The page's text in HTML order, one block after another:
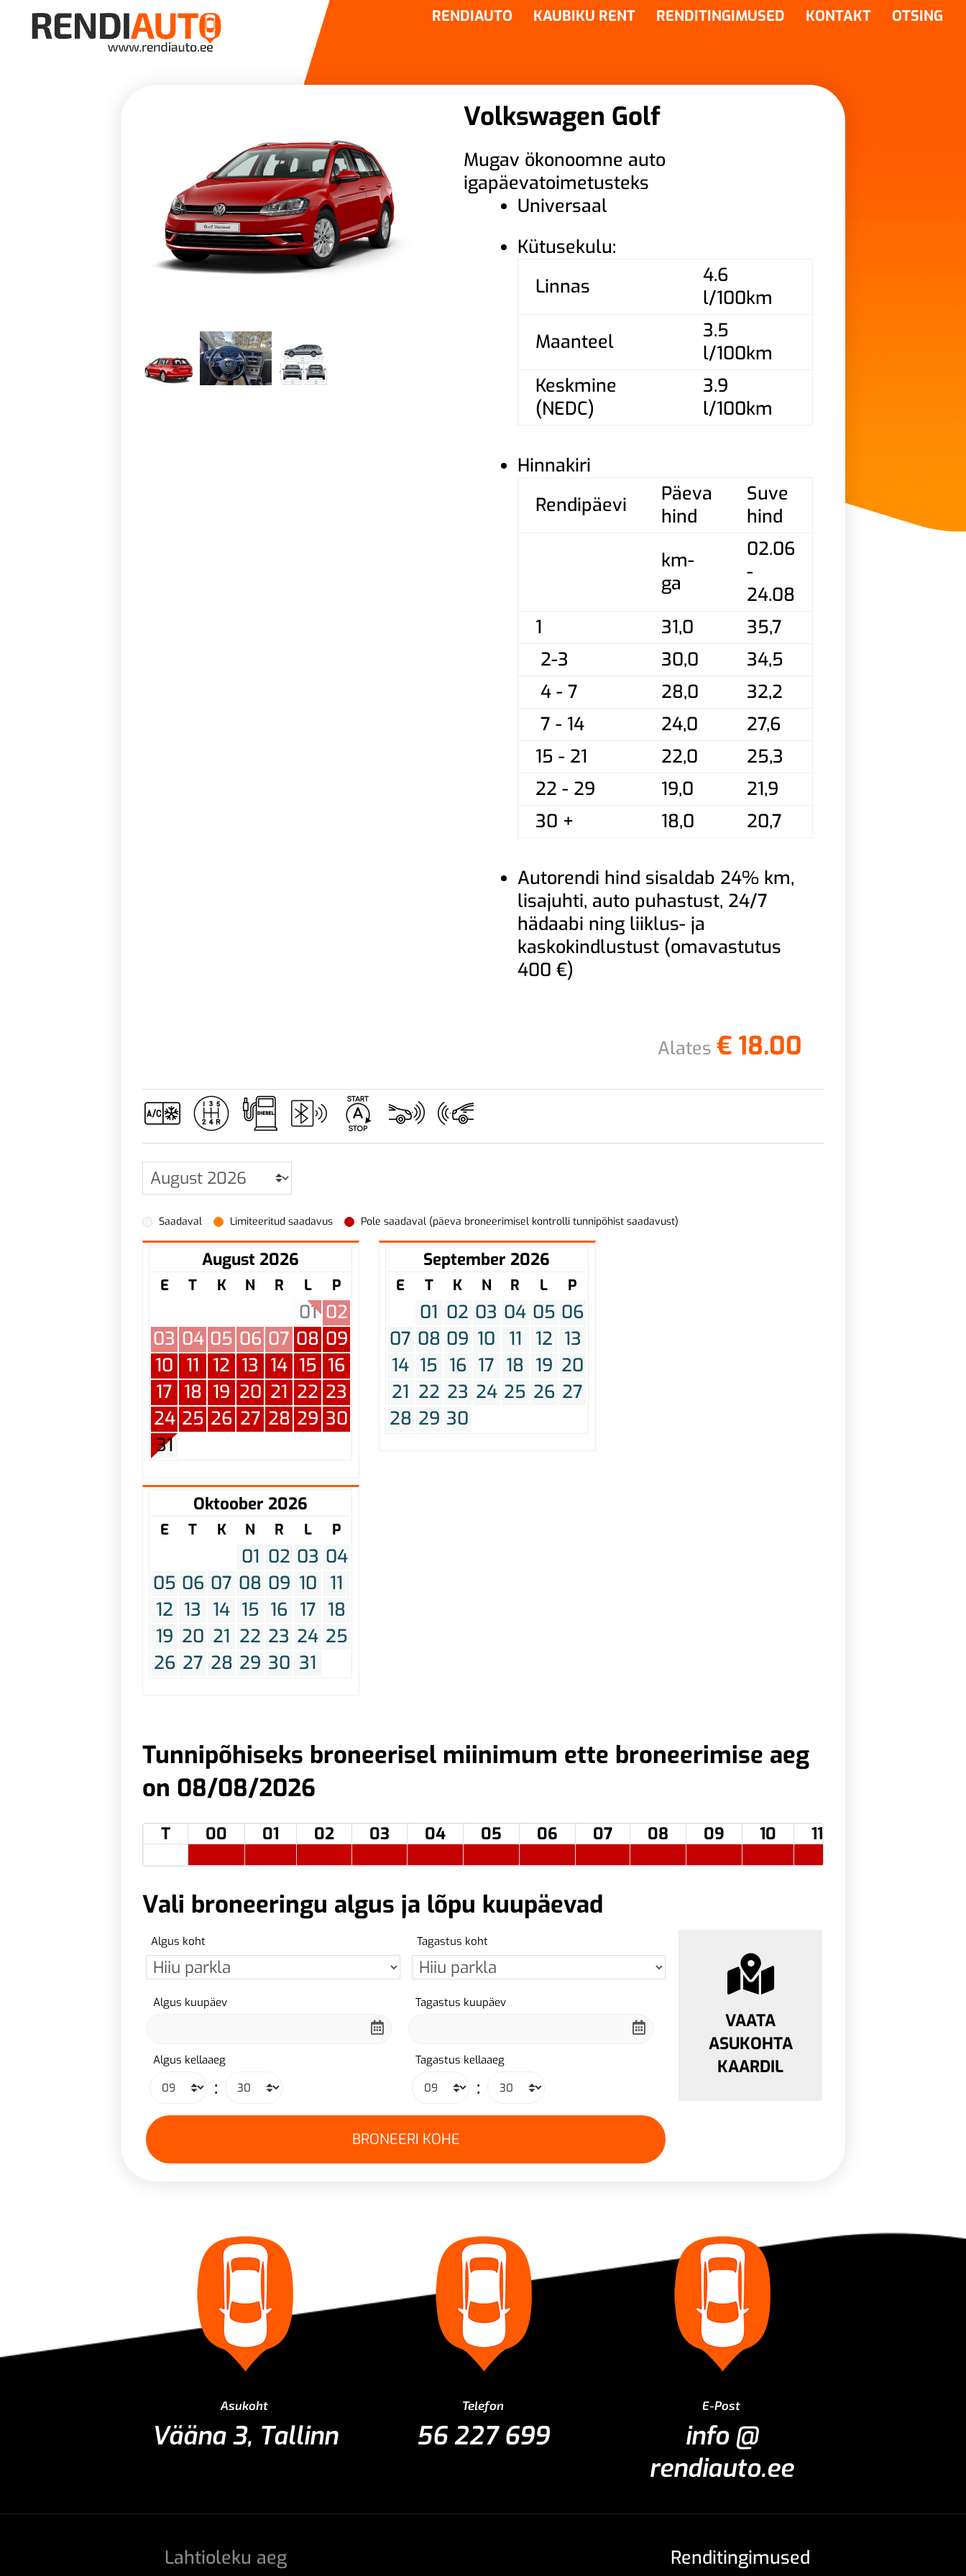
RENDIAUTO KAUBIKU RENT RENDITINGIMUSED KONTAKT OTSING
Volkswagen Golf
Mugav ökonoomne auto
igapäevatoimetusteks
Universaal
Kütusekulu:
Linnas
4.6
l/100km
Maanteel
3.5
l/100km
Keskmine
(NEDC)
3.9
l/100km
Hinnakiri
Rendipäevi
Päeva
hind
Suve
hind
km-
ga
02.06
-
24.08
1
31,0
35,7
2-3
30,0
34,5
4 - 7
28,0
32,2
7 - 14
24,0
27,6
15 - 21
22,0
25,3
22 - 29
19,0
21,9
30 +
18,0 20,7
Autorendi hind sisaldab 24% km,
lisajuhti, auto puhastust, 24/7
hädaabi ning liiklus- ja
kaskokindlustust (omavastutus
400 €)
Alates € 18.00
Saadaval Limiteeritud saadavus Pole saadaval (päeva broneerimisel kontrolli tunnipõhist saadavust)
August 2026
E T K N R L P
01 02
03 04 05 06 07 08 09
10
11 12 13 14 15 16
17 18 19 20 21 22 23
24 25 26 27 28 29 30
31
September 2026
E T K N R L P
01 02 03 04 05 06
07 08 09 10 11 12 13
14 15 16 17 18 19 20
21 22 23 24 25 26 27
28 29 30
Oktoober 2026
E T K N R L P
01 02 03 04
05 06 07 08 09 10
11
12 13 14 15 16 17 18
19 20 21 22 23 24 25
26 27 28 29 30 31
Tunnipõhiseks broneerisel miinimum ette broneerimise aeg
on 08/08/2026
T 00 01 02 03 04 05 06 07 08 09 10 11
Vali broneeringu algus ja lõpu kuupäevad
Algus koht Tagastus koht
Algus kuupäev
Algus kellaaeg
:
Tagastus kuupäev
Tagastus kellaaeg
:
VAATA
ASUKOHTA
KAARDIL
Asukoht
Vääna 3, Tallinn
Telefon
56 227 699
E-Post
info @
rendiauto.ee
Lahtioleku aeg Renditingimused